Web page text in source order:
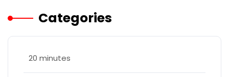
Categories
20 minutes